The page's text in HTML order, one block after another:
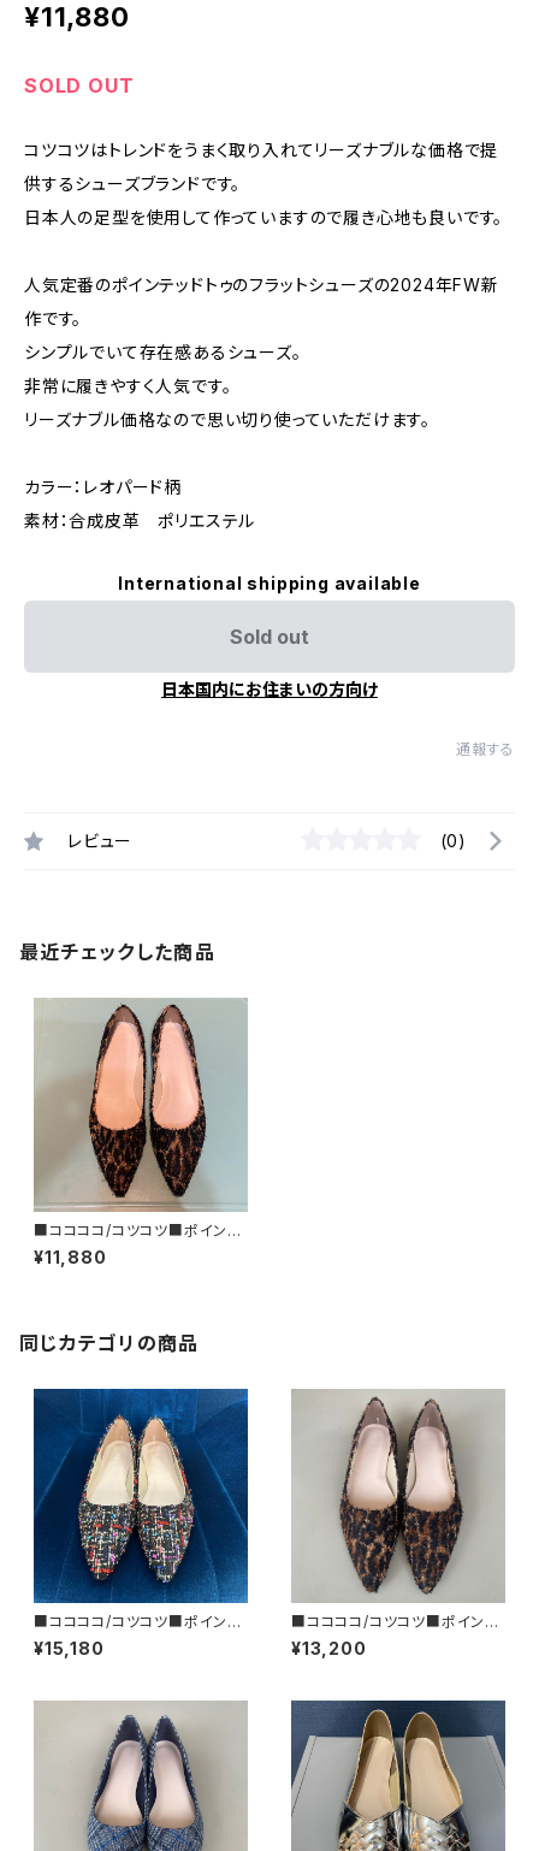
¥11,880
SOLD OUT
コツコツはトレンドをうまく取り入れてリーズナブルな価格で提
供するシューズブランドです。
日本人の足型を使用して作っていますので履き心地も良いです。
人気定番のポインテッドトゥのフラットシューズの2024年FW新
作です。
シンプルでいて存在感あるシューズ。
非常に履きやすく人気です。
リーズナブル価格なので思い切り使っていただけます。
カラー：レオパード柄
素材：合成皮革 ポリエステル
International shipping available
Sold out
日本国内にお住まいの方向け
通報する
レビュー (0)
最近チェックした商品
■ココココ/コツコツ■ポインテ
ッドトゥ・フラットシューズ/PAT1
■2024FW
¥11,880
同じカテゴリの商品
■ココココ/コツコツ■ポインテ
ッドトゥ・フラットシューズ/ツイー
ド■2026SS
¥15,180
■ココココ/コツコツ■ポインテ
ッドトゥ・フラットシューズ/レオパ
ード■2025FW
¥13,200